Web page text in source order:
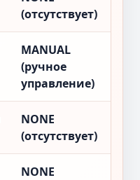
(отсутствует)
MANUAL
(ручное
управление)
NONE
(отсутствует)
NONE